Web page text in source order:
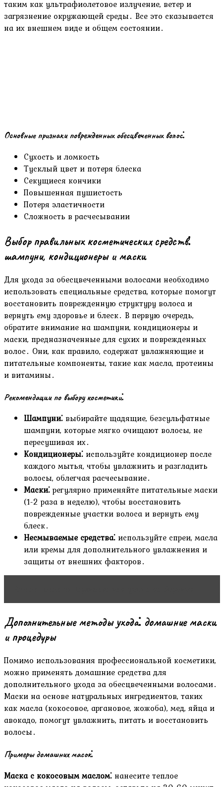
таким как ультрафиолетовое излучение, ветер и
загрязнение окружающей среды․ Все это сказывается
на их внешнем виде и общем состоянии․
Основные признаки поврежденных обесцвеченных волос⁚
Сухость и ломкость
Тусклый цвет и потеря блеска
Секущиеся кончики
Повышенная пушистость
Потеря эластичности
Сложность в расчесывании
Выбор правильных косметических средств⁚
шампуни, кондиционеры и маски
Для ухода за обесцвеченными волосами необходимо
использовать специальные средства, которые помогут
восстановить поврежденную структуру волоса и
вернуть ему здоровье и блеск․ В первую очередь,
обратите внимание на шампуни, кондиционеры и
маски, предназначенные для сухих и поврежденных
волос․ Они, как правило, содержат увлажняющие и
питательные компоненты, такие как масла, протеины
и витамины․
Рекомендации по выбору косметики⁚
Шампуни⁚ выбирайте щадящие, безсульфатные
шампуни, которые мягко очищают волосы, не
пересушивая их․
Кондиционеры⁚ используйте кондиционер после
каждого мытья, чтобы увлажнить и разгладить
волосы, облегчая расчесывание․
Маски⁚ регулярно применяйте питательные маски
(1-2 раза в неделю), чтобы восстановить
поврежденные участки волоса и вернуть ему
блеск․
Несмываемые средства⁚ используйте спреи, масла
или кремы для дополнительного увлажнения и
защиты от внешних факторов․
Дополнительные методы ухода⁚ домашние маски
и процедуры
Помимо использования профессиональной косметики,
можно применять домашние средства для
дополнительного ухода за обесцвеченными волосами․
Маски на основе натуральных ингредиентов, таких
как масла (кокосовое, аргановое, жожоба), мед, яйца и
авокадо, помогут увлажнить, питать и восстановить
волосы․
Примеры домашних масок⁚
Маска с кокосовым маслом⁚ нанесите теплое